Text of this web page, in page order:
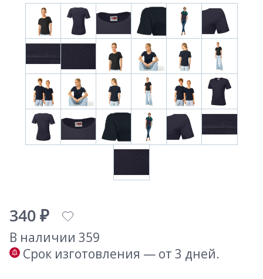
340 ₽
В наличии 359
Срок изготовления — от 3 дней.